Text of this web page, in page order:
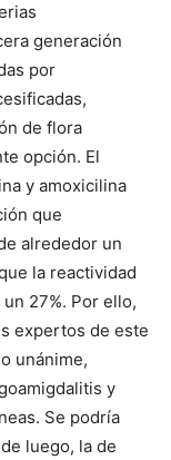
generación
por
de flora
opción. El
y amoxicilina
que
alrededor un
la reactividad
27%. Por ello,
expertos de este
unánime,
y
Se podría
luego, la de